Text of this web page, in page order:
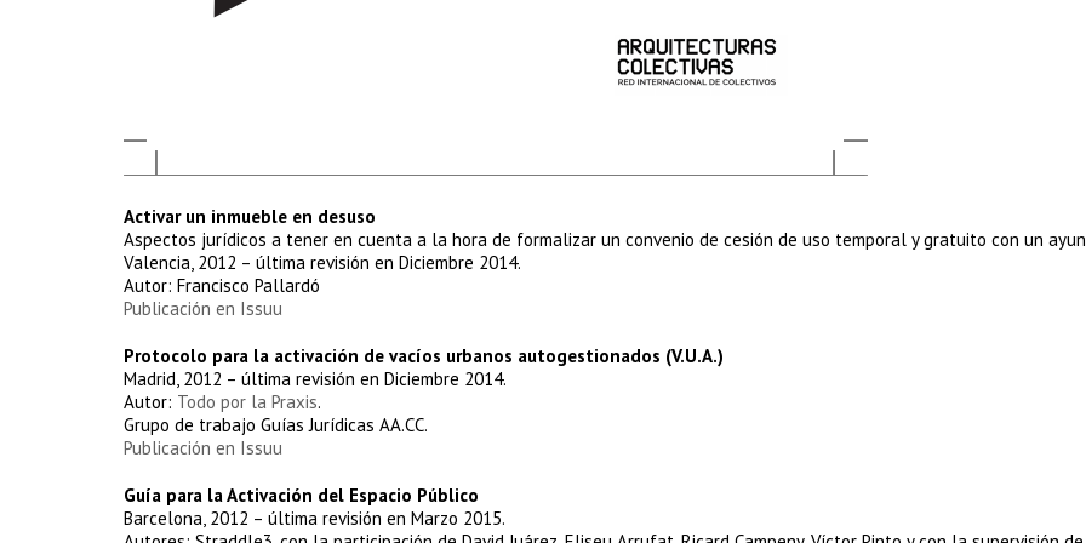
Activar un inmueble en desuso
Aspectos jurídicos a tener en cuenta a la hora de formalizar un convenio de cesión de uso temporal y gratuito con un
Valencia, 2012 – última revisión en Diciembre 2014.
Autor: Francisco Pallardó
Publicación en Issuu
Protocolo para la activación de vacíos urbanos autogestionados (V.U.A.)
Madrid, 2012 – última revisión en Diciembre 2014.
Autor: Todo por la Praxis.
Grupo de trabajo Guías Jurídicas AA.CC.
Publicación en Issuu
Guía para la Activación del Espacio Público
Barcelona, 2012 – última revisión en Marzo 2015.